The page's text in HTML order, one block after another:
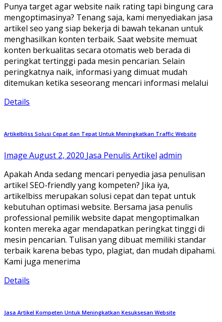
Punya target agar website naik rating tapi bingung cara
mengoptimasinya? Tenang saja, kami menyediakan jasa
artikel seo yang siap bekerja di bawah tekanan untuk
menghasilkan konten terbaik. Saat website memuat
konten berkualitas secara otomatis web berada di
peringkat tertinggi pada mesin pencarian. Selain
peringkatnya naik, informasi yang dimuat mudah
ditemukan ketika seseorang mencari informasi melalui
Details
Artikelbliss Solusi Cepat dan Tepat Untuk Meningkatkan Traffic Website
Image August 2, 2020 Jasa Penulis Artikel admin
Apakah Anda sedang mencari penyedia jasa penulisan
artikel SEO-friendly yang kompeten? Jika iya,
artikelbiss merupakan solusi cepat dan tepat untuk
kebutuhan optimasi website. Bersama jasa penulis
professional pemilik website dapat mengoptimalkan
konten mereka agar mendapatkan peringkat tinggi di
mesin pencarian. Tulisan yang dibuat memiliki standar
terbaik karena bebas typo, plagiat, dan mudah dipahami.
Kami juga menerima
Details
Jasa Artikel Kompeten Untuk Meningkatkan Kesuksesan Website